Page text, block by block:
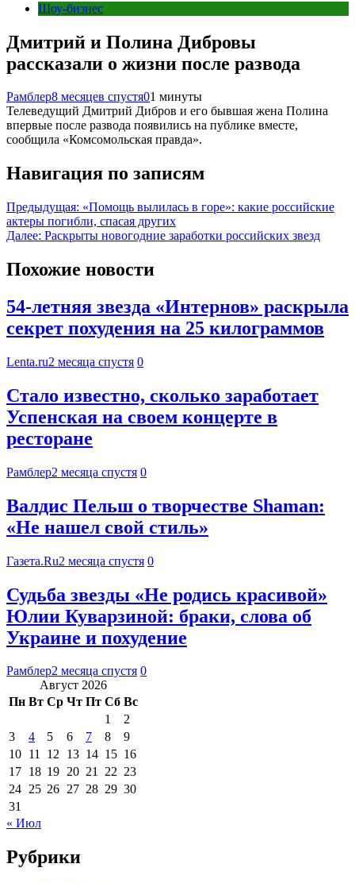
Шоу-бизнес
Дмитрий и Полина Дибровы
рассказали о жизни после развода
Рамблер8 месяцев спустя01 минуты
Телеведущий Дмитрий Дибров и его бывшая жена Полина
впервые после развода появились на публике вместе,
сообщила «Комсомольская правда».
Навигация по записям
Предыдущая: «Помощь вылилась в горе»: какие российские
актеры погибли, спасая других
Далее: Раскрыты новогодние заработки российских звезд
Похожие новости
54-летняя звезда «Интернов» раскрыла
секрет похудения на 25 килограммов
Lenta.ru2 месяца спустя 0
Стало известно, сколько заработает
Успенская на своем концерте в
ресторане
Рамблер2 месяца спустя 0
Валдис Пельш о творчестве Shaman:
«Не нашел свой стиль»
Газета.Ru2 месяца спустя 0
Судьба звезды «Не родись красивой»
Юлии Куварзиной: браки, слова об
Украине и похудение
Рамблер2 месяца спустя 0
Август 2026
Пн Вт Ср Чт Пт Сб Вс
1
2
3
4 5 6 7 8
9
10 11 12 13 14 15 16
17 18 19 20 21 22 23
24 25 26 27 28 29 30
31
« Июл
Рубрики